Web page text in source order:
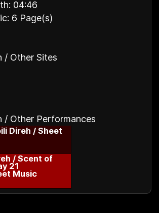
04:46
6 Page(s)
/ Other Sites
/ Other Performances
Direh / Sheet
/ Scent of
21
Music